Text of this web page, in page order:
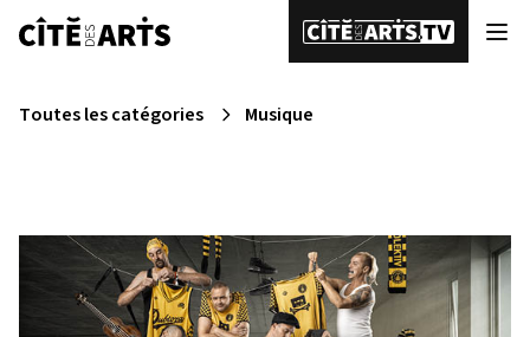
Toutes les catégories Musique